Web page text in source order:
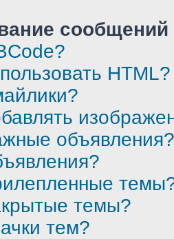
HTML?
объявления?
темы?
тем?